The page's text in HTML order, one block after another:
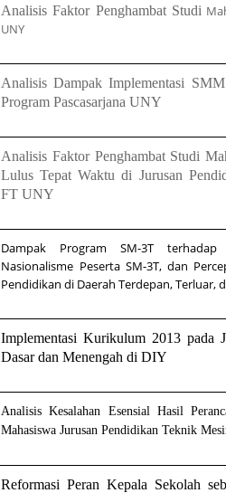
Analisis Faktor Penghambat Studi
UNY
Analisis Dampak Implementasi
Program Pascasarjana UNY
Analisis Faktor Penghambat Studi
Lulus Tepat Waktu di Jurusan
FT UNY
Dampak Program SM-3T terhadap
Nasionalisme Peserta SM-3T, dan
Pendidikan di Daerah Terdepan, Terluar,
Implementasi Kurikulum 2013pada
Dasardan MenengahdiDIY
Analisis Kesalahan Esensial Hasil
Mahasiswa Jurusan Pendidikan Teknik
Reformasi Peran Kepala Sekolah